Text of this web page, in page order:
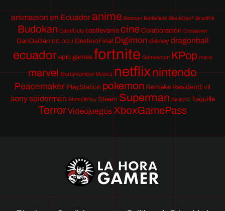
animacion en Ecuador anime Batman Battlefield BlackOps7 BradPitt
Budokan CallofDuty castlevania cine Colaboración Crossover
DanDaDan DC DCU DestinoFinal Digimon disney dragonball
ecuador epic games fortnite Gamescom KPop mario
marvel MortalKombat Música netflixnintendo
Peacemaker PlayStation pokemon Remake ResidentEvil
sony spiderman StateOfPlay Steam Superman Switch2 Taquilla
TerrorVideojuegos XboxGamePass